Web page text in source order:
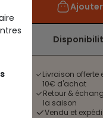
Livraison
10€ d'achat
Retour &
la saison
Vendu et